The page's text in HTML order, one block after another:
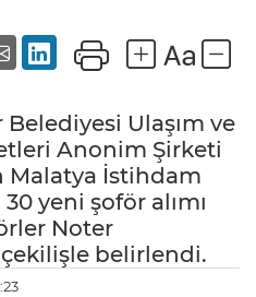
Ulaşım ve
Anonim Şirketi
Malatya İstihdam
30 yeni şoför alımı
Noter
belirlendi.